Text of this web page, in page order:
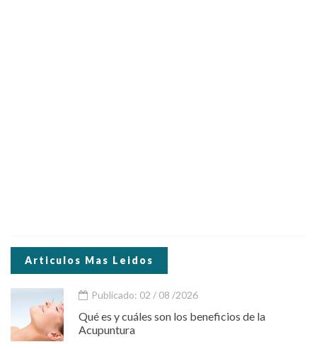
Articulos Mas Leidos
Publicado: 02 / 08 /2026
Qué es y cuáles son los beneficios de la
Acupuntura